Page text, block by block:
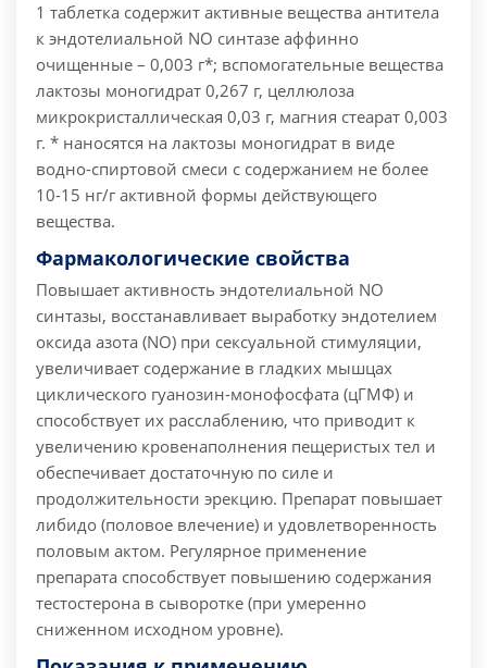
1 таблетка содержит активные вещества антитела
к эндотелиальной NO синтазе аффинно
очищенные – 0,003 г*; вспомогательные вещества
лактозы моногидрат 0,267 г, целлюлоза
микрокристаллическая 0,03 г, магния стеарат 0,003
г. * наносятся на лактозы моногидрат в виде
водно-спиртовой смеси с содержанием не более
10-15 нг/г активной формы действующего
вещества.
Фармакологические свойства
Повышает активность эндотелиальной NO
синтазы, восстанавливает выработку эндотелием
оксида азота (NO) при сексуальной стимуляции,
увеличивает содержание в гладких мышцах
циклического гуанозин-монофосфата (цГМФ) и
способствует их расслаблению, что приводит к
увеличению кровенаполнения пещеристых тел и
обеспечивает достаточную по силе и
продолжительности эрекцию. Препарат повышает
либидо (половое влечение) и удовлетворенность
половым актом. Регулярное применение
препарата способствует повышению содержания
тестостерона в сыворотке (при умеренно
сниженном исходном уровне).